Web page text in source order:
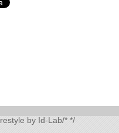
restyle by Id-Lab/* */